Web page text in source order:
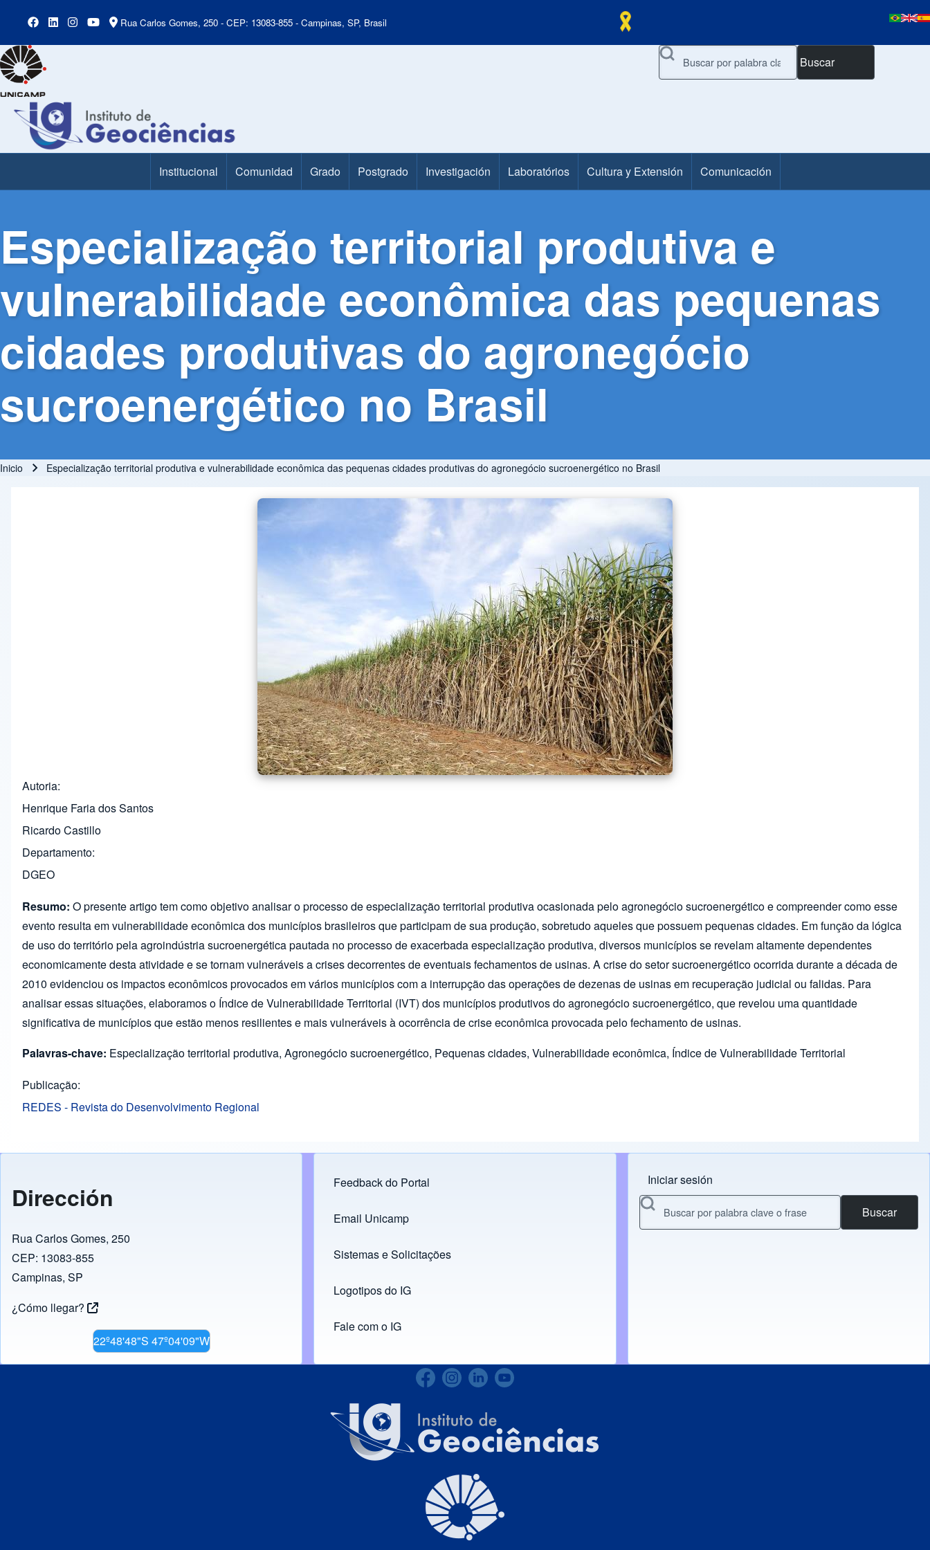
Rua Carlos Gomes, 250 - CEP: 13083-855 - Campinas, SP, Brasil
Buscar
Main Menu Institucional Comunidad Grado Postgrado Investigación Laboratórios Cultura y Extensión Comunicación
Especialização territorial produtiva e
vulnerabilidade econômica das pequenas
cidades produtivas do agronegócio
sucroenergético no Brasil
Inicio Especialização territorial produtiva e vulnerabilidade econômica das pequenas cidades produtivas do agronegócio sucroenergético no Brasil
Autoria
Henrique Faria dos Santos
Ricardo Castillo
Departamento
DGEO
Resumo: O presente artigo tem como objetivo analisar o processo de especialização territorial produtiva ocasionada pelo agronegócio sucroenergético e compreender como esse
evento resulta em vulnerabilidade econômica dos municípios brasileiros que participam de sua produção, sobretudo aqueles que possuem pequenas cidades. Em função da lógica
de uso do território pela agroindústria sucroenergética pautada no processo de exacerbada especialização produtiva, diversos municípios se revelam altamente dependentes
economicamente desta atividade e se tornam vulneráveis a crises decorrentes de eventuais fechamentos de usinas. A crise do setor sucroenergético ocorrida durante a década de
2010 evidenciou os impactos econômicos provocados em vários municípios com a interrupção das operações de dezenas de usinas em recuperação judicial ou falidas. Para
analisar essas situações, elaboramos o Índice de Vulnerabilidade Territorial (IVT) dos municípios produtivos do agronegócio sucroenergético, que revelou uma quantidade
significativa de municípios que estão menos resilientes e mais vulneráveis à ocorrência de crise econômica provocada pelo fechamento de usinas.
Palavras-chave: Especialização territorial produtiva, Agronegócio sucroenergético, Pequenas cidades, Vulnerabilidade econômica, Índice de Vulnerabilidade Territorial
Publicação
REDES - Revista do Desenvolvimento Regional
Dirección
Rua Carlos Gomes, 250
CEP: 13083-855
Campinas, SP
¿Cómo llegar?
22º48'48"S 47º04'09"W
Footer menu
Feedback do Portal
Links
Email Unicamp
(opens in new tab)
Sistemas e Solicitações
(opens in new tab)
Logotipos do IG
(opens in new tab)
Fale com o IG
Menu do usuário
Iniciar sesión
Buscar